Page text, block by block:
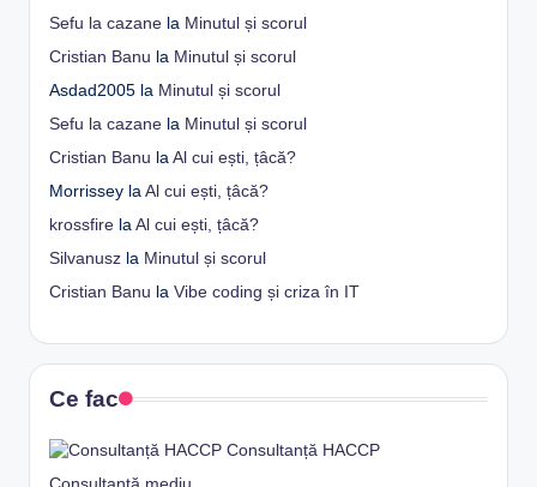
Sefu la cazane la Minutul și scorul
Cristian Banu la Minutul și scorul
Asdad2005 la Minutul și scorul
Sefu la cazane la Minutul și scorul
Cristian Banu la Al cui ești, țâcă?
Morrissey la Al cui ești, țâcă?
krossfire la Al cui ești, țâcă?
Silvanusz la Minutul și scorul
Cristian Banu la Vibe coding și criza în IT
Ce fac
Consultanță HACCP